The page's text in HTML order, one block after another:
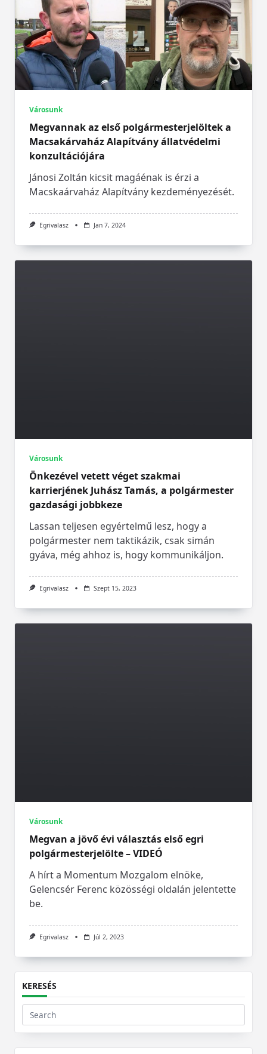
Városunk
Megvannak az első polgármesterjelöltek a
Macsakárvaház Alapítvány állatvédelmi
konzultációjára
Jánosi Zoltán kicsit magáénak is érzi a
Macskaárvaház Alapítvány kezdeményezését.
Egrivalasz Jan 7, 2024
Városunk
Önkezével vetett véget szakmai
karrierjének Juhász Tamás, a polgármester
gazdasági jobbkeze
Lassan teljesen egyértelmű lesz, hogy a
polgármester nem taktikázik, csak simán
gyáva, még ahhoz is, hogy kommunikáljon.
Egrivalasz Szept 15, 2023
Városunk
Megvan a jövő évi választás első egri
polgármesterjelölte – VIDEÓ
A hírt a Momentum Mozgalom elnöke,
Gelencsér Ferenc közösségi oldalán jelentette
be.
Egrivalasz Júl 2, 2023
KERESÉS
Search
for: